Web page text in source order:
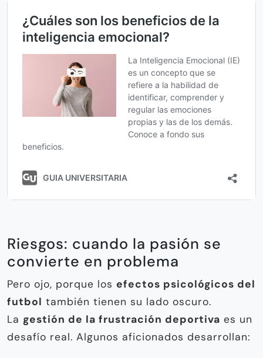
Riesgos: cuando la pasión se
convierte en problema
Pero ojo, porque los efectos psicológicos del
futbol también tienen su lado oscuro.
La gestión de la frustración deportiva es un
desafío real. Algunos aficionados desarrollan: